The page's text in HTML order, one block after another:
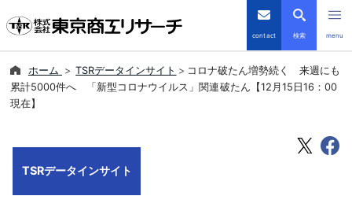
contact 検索 menu
倒産・注目企業情報
TSR-PLUS
ホーム TSRデータインサイト
コロナ破たん増勢続く 来週にも
累計5000件へ 「新型コロナウイルス」関連破たん【12月15日16：00
現在】
TSRデータインサイト